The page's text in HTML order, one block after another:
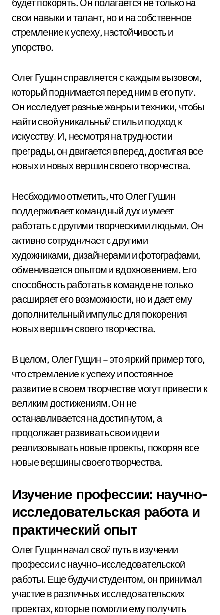
будет покорять. Он полагается не только на
свои навыки и талант, но и на собственное
стремление к успеху, настойчивость и
упорство.
Олег Гущин справляется с каждым вызовом,
который поднимается перед ним в его пути.
Он исследует разные жанры и техники, чтобы
найти свой уникальный стиль и подход к
искусству. И, несмотря на трудности и
преграды, он двигается вперед, достигая все
новых и новых вершин своего творчества.
Необходимо отметить, что Олег Гущин
поддерживает командный дух и умеет
работать с другими творческими людьми. Он
активно сотрудничает с другими
художниками, дизайнерами и фотографами,
обменивается опытом и вдохновением. Его
способность работать в команде не только
расширяет его возможности, но и дает ему
дополнительный импульс для покорения
новых вершин своего творчества.
В целом, Олег Гущин – это яркий пример того,
что стремление к успеху и постоянное
развитие в своем творчестве могут привести к
великим достижениям. Он не
останавливается на достигнутом, а
продолжает развивать свои идеи и
реализовывать новые проекты, покоряя все
новые вершины своего творчества.
Изучение профессии: научно-
исследовательская работа и
практический опыт
Олег Гущин начал свой путь в изучении
профессии с научно-исследовательской
работы. Еще будучи студентом, он принимал
участие в различных исследовательских
проектах, которые помогли ему получить